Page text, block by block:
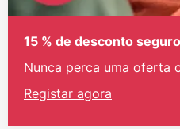
15 % de desconto
Nunca perca uma oferta
Registar agora